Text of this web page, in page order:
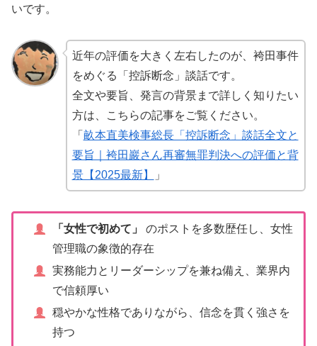
いです。
近年の評価を大きく左右したのが、袴田事件
をめぐる「控訴断念」談話です。
全文や要旨、発言の背景まで詳しく知りたい
方は、こちらの記事をご覧ください。
「 畝本直美検事総長「控訴断念」談話全文と
要旨｜袴田巖さん再審無罪判決への評価と背
景【2025最新】
」
「女性で初めて」
のポストを多数歴任し、女性
管理職の象徴的存在
実務能力とリーダーシップを兼ね備え、業界内
で信頼厚い
穏やかな性格でありながら、信念を貫く強さを
持つ